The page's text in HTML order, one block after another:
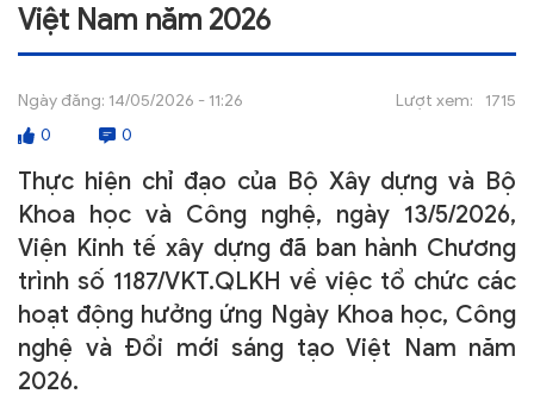
NGHIÊN CỨU
TƯ VẤN
THÔNG TIN CÔNG BỐ
TRA CỨU VĂN BẢN
TRAO ĐỔI
Việt Nam năm 2026
Ngày đăng: 14/05/2026 - 11:26 Lượt xem:
1715
0
0
Thực hiện chỉ đạo của Bộ Xây dựng và Bộ
Khoa học và Công nghệ, ngày 13/5/2026,
Viện Kinh tế xây dựng đã ban hành Chương
trình số 1187/VKT.QLKH về việc tổ chức các
hoạt động hưởng ứng Ngày Khoa học, Công
nghệ và Đổi mới sáng tạo Việt Nam năm
2026.